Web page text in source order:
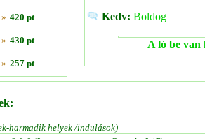
» 420 pt
» 430 pt
» 257 pt
Kedv: Boldog
A ló be van
harmadik helyek /indulások)